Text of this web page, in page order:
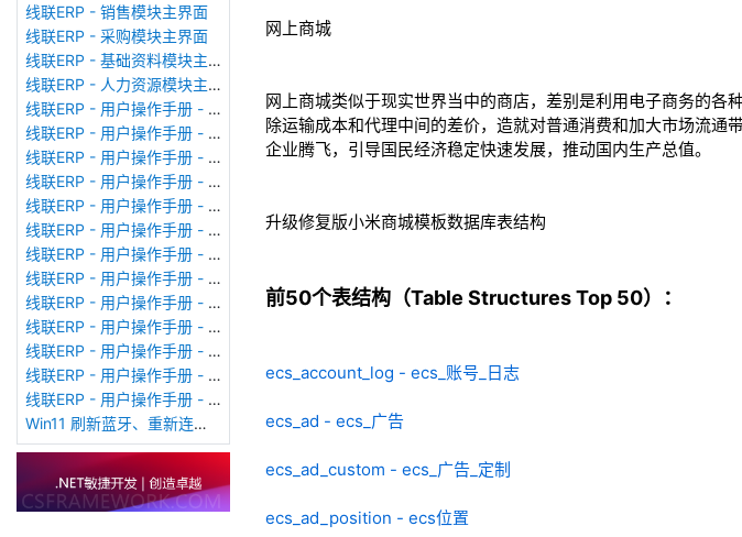
线联ERP - 销售模块主界面
线联ERP - 采购模块主界面
线联ERP - 基础资料模块主界面
线联ERP - 人力资源模块主界面
线联ERP - 用户操作手册 - 个人考勤报表（横向）
线联ERP - 用户操作手册 - 部门考勤报表
线联ERP - 用户操作手册 - 个人考勤报表
线联ERP - 用户操作手册 - 考勤计算
线联ERP - 用户操作手册 - 节假日管理
线联ERP - 用户操作手册 - 请假管理
线联ERP - 用户操作手册 - 补卡管理
线联ERP - 用户操作手册 - 考勤设备管理
线联ERP - 用户操作手册 - 考勤参数配置
线联ERP - 用户操作手册 - 考勤设备绑定
线联ERP - 用户操作手册 - 员工档案
线联ERP - 用户操作手册 - 班次管理
线联ERP - 用户操作手册 - 排班管理
Win11 刷新蓝牙、重新连接蓝牙音响
网上商城
网上商城类似于现实世界当中的商店，差别是利用电子商务的
除运输成本和代理中间的差价，造就对普通消费和加大市场流
企业腾飞，引导国民经济稳定快速发展，推动国内生产总值。
升级修复版小米商城模板数据库表结构
前50个表结构（Table Structures Top 50）：
ecs_account_log - ecs_账号_日志
ecs_ad - ecs_广告
ecs_ad_custom - ecs_广告_定制
ecs_ad_position - ecs位置